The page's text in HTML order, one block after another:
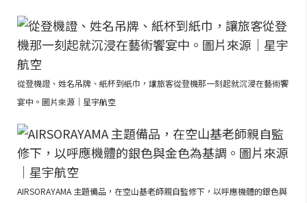
從登機證、姓名吊牌、紙杯到紙巾，讓旅客從登機那一刻起就沉浸在藝術饗
宴中。圖片來源｜星宇航空
AIRSORAYAMA 主題備品，在空山基老師親自監修下，以呼應機體的銀色與